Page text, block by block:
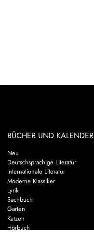
BÜCHER UND KALENDER
Neu
Deutschsprachige Literatur
Internationale Literatur
Moderne Klassiker
Lyrik
Sachbuch
Garten
Katzen
Hörbuch